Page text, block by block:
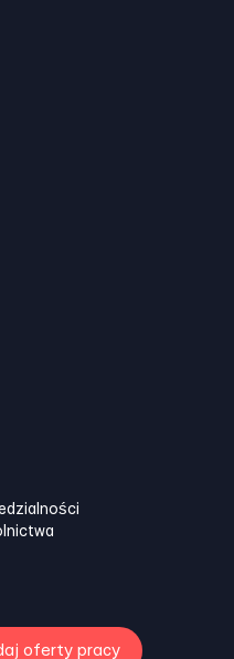
oferty pracy